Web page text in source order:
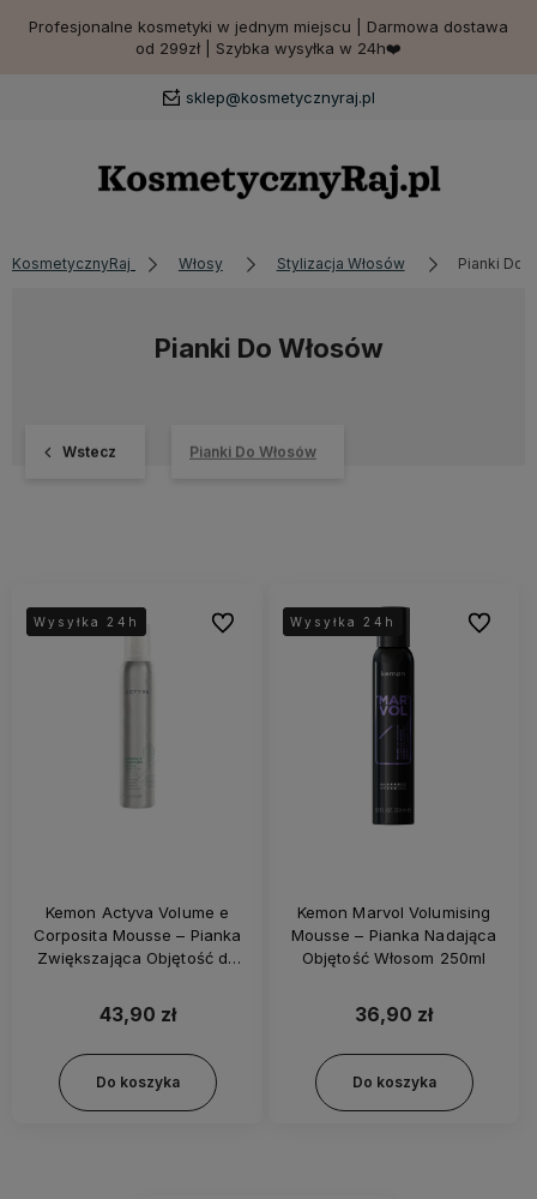
Profesjonalne kosmetyki w jednym miejscu | Darmowa dostawa
od 299zł | Szybka wysyłka w 24h❤️
sklep@kosmetycznyraj.pl
KosmetycznyRaj Włosy Stylizacja Włosów Pianki Do
Pianki Do Włosów
Wstecz Pianki Do Włosów
Wysyłka 24h
Wysyłka 24h
Kemon Actyva Volume e
Corposita Mousse – Pianka
Zwiększająca Objętość do
Delikatnych 200ml
43,90 zł
Do koszyka
Do ulubionychWysyłka 24h
Wysyłka 24h
Kemon Marvol Volumising
Mousse – Pianka Nadająca
Objętość Włosom 250ml
36,90 zł
Do koszyka
Do